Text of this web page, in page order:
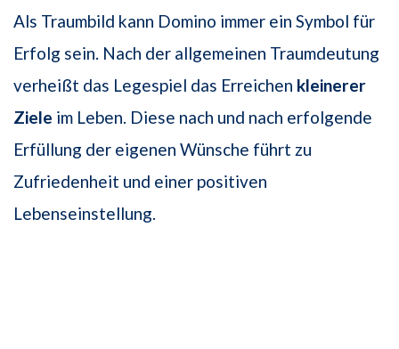
Als Traumbild kann Domino immer ein Symbol für
Erfolg sein. Nach der allgemeinen Traumdeutung
verheißt das Legespiel das Erreichen kleinerer
Ziele im Leben. Diese nach und nach erfolgende
Erfüllung der eigenen Wünsche führt zu
Zufriedenheit und einer positiven
Lebenseinstellung.